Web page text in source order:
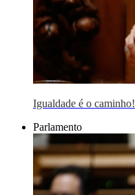
Igualdade é o caminho!
Parlamento